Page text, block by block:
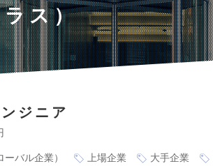
ス）
ジニア
バル企業） 上場企業 大手企業